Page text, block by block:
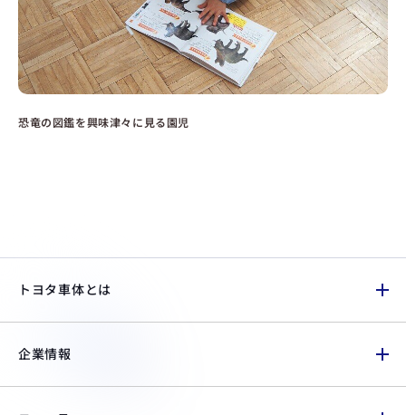
恐竜の図鑑を興味津々に見る園児
トヨタ車体とは
企業情報